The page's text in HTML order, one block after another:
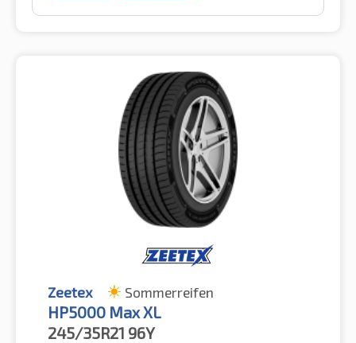
Zeetex Sommerreifen
HP5000 Max XL
245/35R21 96Y